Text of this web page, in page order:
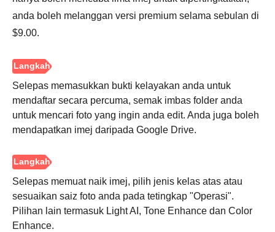
Langkah
Langkah
anda boleh melanggan versi premium selama sebulan di
$9.00.
Selepas memasukkan bukti kelayakan anda untuk
mendaftar secara percuma, semak imbas folder anda
untuk mencari foto yang ingin anda edit. Anda juga boleh
mendapatkan imej daripada Google Drive.
Selepas memuat naik imej, pilih jenis kelas atas atau
sesuaikan saiz foto anda pada tetingkap "Operasi".
Pilihan lain termasuk Light AI, Tone Enhance dan Color
Enhance.